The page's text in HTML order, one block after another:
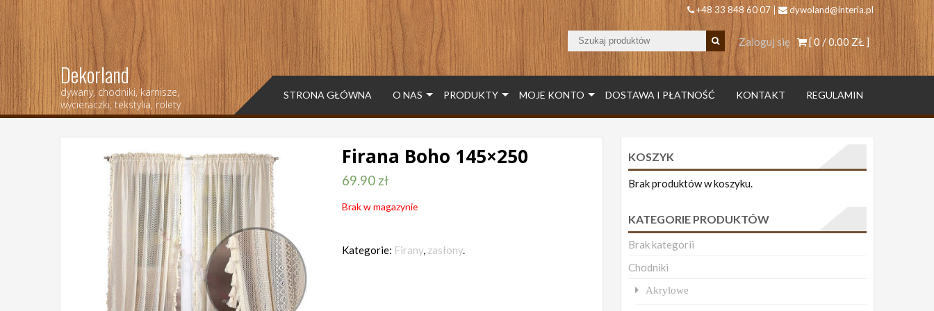
+48 33 848 60 07 | dywoland@interia.pl
[ 0 /0.00 ZŁ]
Zaloguj się
Dekorland
dywany, chodniki, karnisze,
wycieraczki, tekstylia, rolety
STRONA GŁÓWNA O NAS PRODUKTY MOJE KONTO DOSTAWA I PŁATNOŚĆ KONTAKT REGULAMIN
Firana Boho 145×250
69.90 zł
Brak w magazynie
Kategorie: Firany, zasłony.
KOSZYK
Brak produktów w koszyku.
KATEGORIE PRODUKTÓW
Brak kategorii
Chodniki
Akrylowe